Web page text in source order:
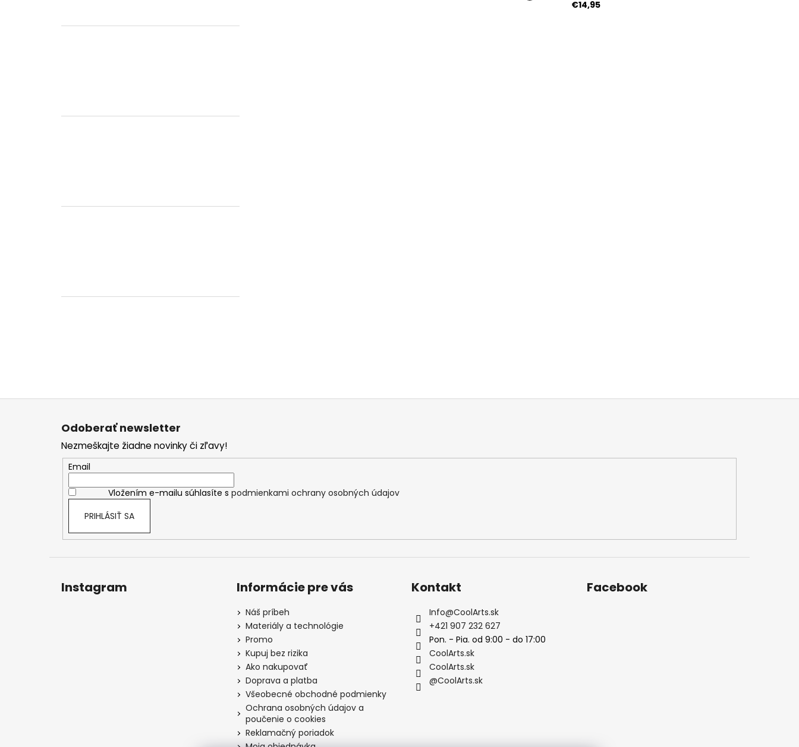
€14,95
Z
Odoberať newsletter
Nezmeškajte žiadne novinky či zľavy!
Email
Vložením e-mailu súhlasíte s podmienkami ochrany osobných údajov
PRIHLÁSIŤ SA
Instagram Informácie pre vás
Náš príbeh
Materiály a technológie
Promo
Kupuj bez rizika
Ako nakupovať
Doprava a platba
Všeobecné obchodné podmienky
Ochrana osobných údajov a
poučenie o cookies
Reklamačný poriadok
Kontakt
Info@CoolArts.sk
+421 907 232 627
Pon. - Pia. od 9:00 - do 17:00
CoolArts.sk
CoolArts.sk
@CoolArts.sk
Facebook